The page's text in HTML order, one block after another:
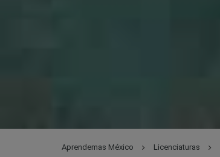
Aprendemas México Licenciaturas